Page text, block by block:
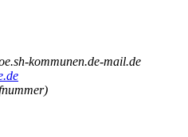
kommunen.de-mail.de